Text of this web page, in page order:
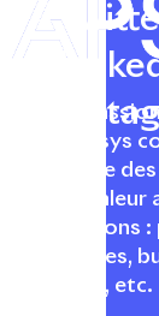
Acteur
1996, Apsys
et valorise
à forte valeur
les fonctions
commerces,
hôtellerie, etc.